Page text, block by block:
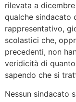
rilevata a
qualche sindacato
rappresentativo,
scolastici che,
precedenti, non
veridicità di
sapendo che si
Nessun sindacato